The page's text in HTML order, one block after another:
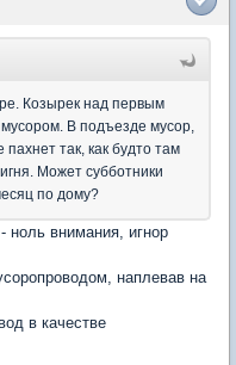
Козырек над первым
В подъезде мусор,
так, как будто там
Может субботники
по дому?
ноль внимания, игнор
наплевав на
в качестве